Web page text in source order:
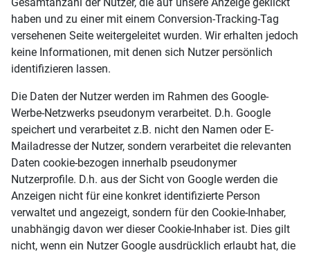
haben und zu einer mit einem Conversion-Tracking-Tag
versehenen Seite weitergeleitet wurden. Wir erhalten jedoch
keine Informationen, mit denen sich Nutzer persönlich
identifizieren lassen.
Die Daten der Nutzer werden im Rahmen des Google-
Werbe-Netzwerks pseudonym verarbeitet. D.h. Google
speichert und verarbeitet z.B. nicht den Namen oder E-
Mailadresse der Nutzer, sondern verarbeitet die relevanten
Daten cookie-bezogen innerhalb pseudonymer
Nutzerprofile. D.h. aus der Sicht von Google werden die
Anzeigen nicht für eine konkret identifizierte Person
verwaltet und angezeigt, sondern für den Cookie-Inhaber,
unabhängig davon wer dieser Cookie-Inhaber ist. Dies gilt
nicht, wenn ein Nutzer Google ausdrücklich erlaubt hat, die